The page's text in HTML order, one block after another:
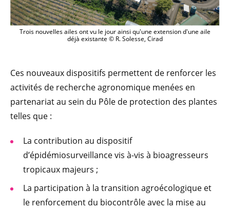
Trois nouvelles ailes ont vu le jour ainsi qu'une extension d'une aile
déjà existante © R. Solesse, Cirad
Ces nouveaux dispositifs permettent de renforcer les
activités de recherche agronomique menées en
partenariat au sein du Pôle de protection des plantes
telles que :
La contribution au dispositif
d’épidémiosurveillance vis à-vis à bioagresseurs
tropicaux majeurs ;
La participation à la transition agroécologique et
le renforcement du biocontrôle avec la mise au